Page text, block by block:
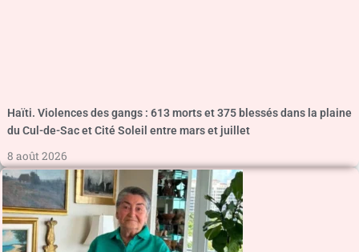
Haïti. Violences des gangs : 613 morts et 375 blessés dans la plaine
du Cul-de-Sac et Cité Soleil entre mars et juillet
8 août 2026